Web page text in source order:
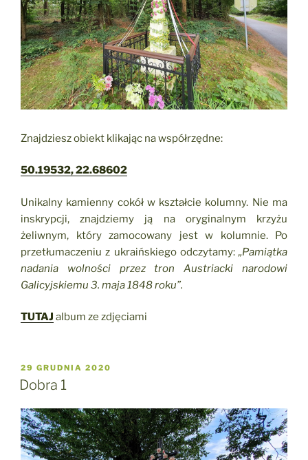
Znajdziesz obiekt klikając na współrzędne:
50.19532, 22.68602
Unikalny kamienny cokół w kształcie kolumny. Nie ma
inskrypcji, znajdziemy ją na oryginalnym krzyżu
żeliwnym, który zamocowany jest w kolumnie. Po
przetłumaczeniu z ukraińskiego odczytamy:„Pamiątka
nadania wolności przez tron Austriacki narodowi
Galicyjskiemu 3. maja 1848 roku”.
TUTAJ album ze zdjęciami
OPUBLIKOWANE
W
29 GRUDNIA 2020
Dobra 1